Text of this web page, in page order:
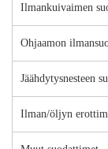
Ilmankuivaimen
Ohjaamon
Jäähdytysnesteen
Ilman/öljyn